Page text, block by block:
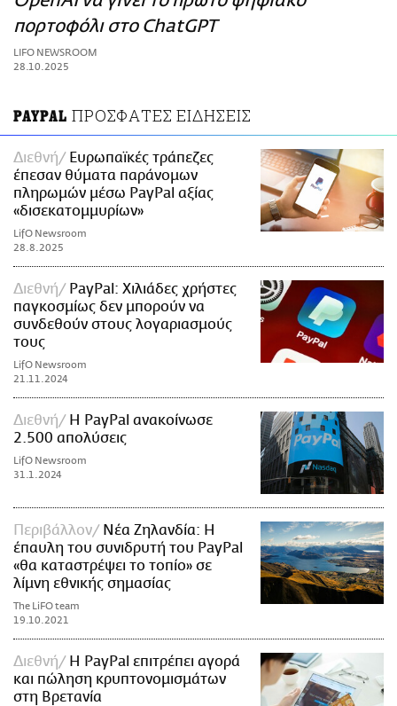
ΑΜΠΑ
PRINT
πορτοφόλι στο ChatGPT
LIFO NEWSROOM
28.10.2025
PAYPAL ΠΡΟΣΦΑΤΕΣ ΕΙΔΗΣΕΙΣ
Διεθνή
Ευρωπαϊκές τράπεζες
έπεσαν θύματα παράνομων
πληρωμών μέσω PayPal αξίας
«δισεκατομμυρίων»
LifO Newsroom
28.8.2025
Διεθνή
PayPal: Χιλιάδες χρήστες
παγκοσμίως δεν μπορούν να
συνδεθούν στους λογαριασμούς
τους
LifO Newsroom
21.11.2024
Διεθνή
Η PayPal ανακοίνωσε
2.500 απολύσεις
LifO Newsroom
31.1.2024
Περιβάλλον
Νέα Ζηλανδία: Η
έπαυλη του συνιδρυτή του PayPal
«θα καταστρέψει το τοπίο» σε
λίμνη εθνικής σημασίας
The LiFO team
19.10.2021
Διεθνή
Η PayPal επιτρέπει αγορά
και πώληση κρυπτονομισμάτων
στη Βρετανία